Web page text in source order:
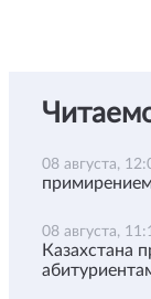
08 августа,
08 августа,
Казахстана